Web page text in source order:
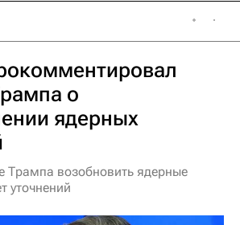
о
ядерных
Трампа возобновить ядерные
уточнений